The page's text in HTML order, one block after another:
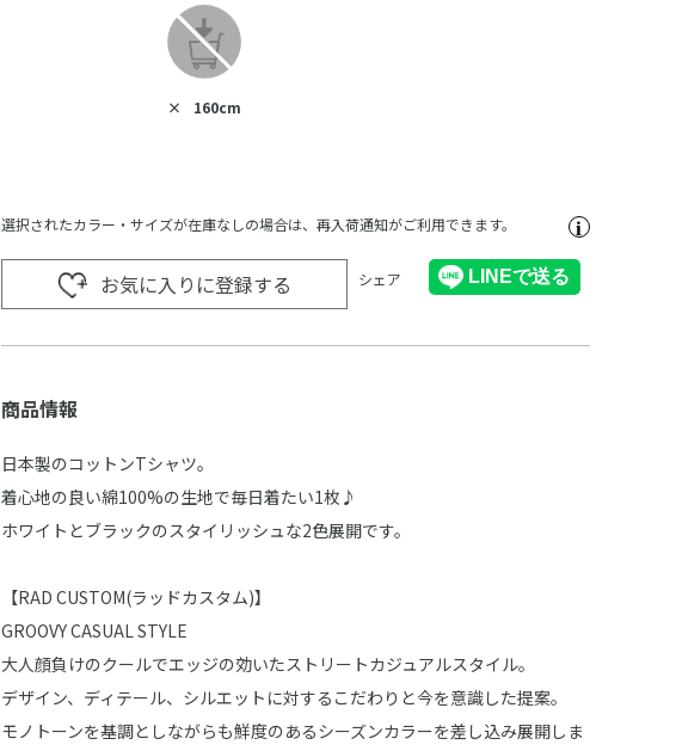
× 160cm
選択されたカラー・サイズが在庫なしの場合は、再入荷通知がご利用できます。
お気に入りに登録する シェア
商品情報
日本製のコットンTシャツ。
着心地の良い綿100%の生地で毎日着たい1枚♪
ホワイトとブラックのスタイリッシュな2色展開です。
【RAD CUSTOM(ラッドカスタム)】
GROOVY CASUAL STYLE
大人顔負けのクールでエッジの効いたストリートカジュアルスタイル。
デザイン、ディテール、シルエットに対するこだわりと今を意識した提案。
モノトーンを基調としながらも鮮度のあるシーズンカラーを差し込み展開しま